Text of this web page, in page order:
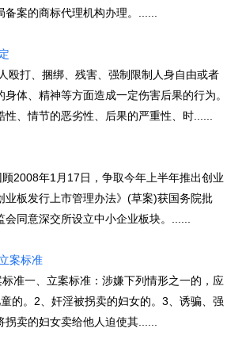
案的商标代理机构办理。......
打、捆绑、残害、强制限制人身自由或者
体、精神等方面造成一定伤害后果的行为。
性、情节的恶劣性、后果的严重性、时......
2008年1月17日，争取今年上半年推出创业
板发行上市管理办法》(草案)获国务院批
同意深交所设立中小企业板块。......
案标准
准一、立案标准：涉嫌下列情形之一的，应
的。2、奸淫被拐卖的妇女的。3、诱骗、强
拐卖的妇女卖给他人迫使其......